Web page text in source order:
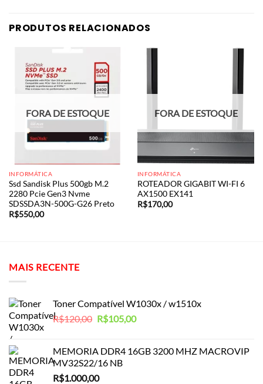
PRODUTOS RELACIONADOS
FORA DE ESTOQUE
INFORMÁTICA
Ssd Sandisk Plus 500gb M.2
2280 Pcie Gen3 Nvme
SDSSDA3N-500G-G26 Preto
R$550,00
FORA DE ESTOQUE
INFORMÁTICA
ROTEADOR GIGABIT WI-FI 6
AX1500 EX141
R$170,00
MAIS RECENTE
Toner Compatível W1030x / w1510x
R$120,00 O
era:
R$120,00.
R$105,00O
é:
MEMORIA DDR4 16GB 3200 MHZ MACROVIP
MV32S22/16 NB
R$1.000,00